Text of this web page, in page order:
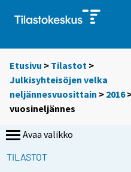
Etusivu > Tilastot >
Julkisyhteisöjen velka
neljännesvuosittain > 2016
vuosineljännes
Avaa valikko
TILASTOT